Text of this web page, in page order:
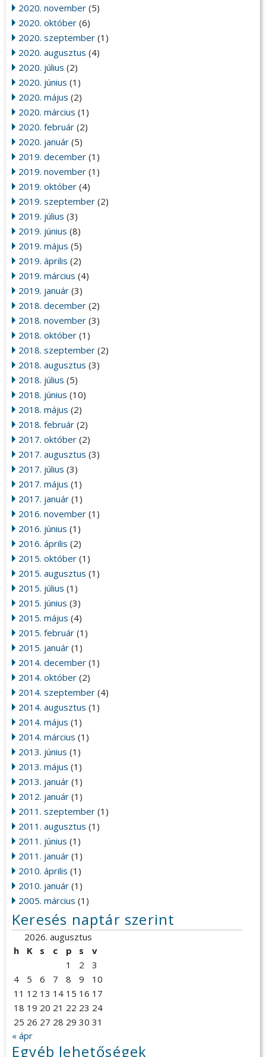
2020. november (5)
2020. október (6)
2020. szeptember (1)
2020. augusztus (4)
2020. július (2)
2020. június (1)
2020. május (2)
2020. március (1)
2020. február (2)
2020. január (5)
2019. december (1)
2019. november (1)
2019. október (4)
2019. szeptember (2)
2019. július (3)
2019. június (8)
2019. május (5)
2019. április (2)
2019. március (4)
2019. január (3)
2018. december (2)
2018. november (3)
2018. október (1)
2018. szeptember (2)
2018. augusztus (3)
2018. július (5)
2018. június (10)
2018. május (2)
2018. február (2)
2017. október (2)
2017. augusztus (3)
2017. július (3)
2017. május (1)
2017. január (1)
2016. november (1)
2016. június (1)
2016. április (2)
2015. október (1)
2015. augusztus (1)
2015. július (1)
2015. június (3)
2015. május (4)
2015. február (1)
2015. január (1)
2014. december (1)
2014. október (2)
2014. szeptember (4)
2014. augusztus (1)
2014. május (1)
2014. március (1)
2013. június (1)
2013. május (1)
2013. január (1)
2012. január (1)
2011. szeptember (1)
2011. augusztus (1)
2011. június (1)
2011. január (1)
2010. április (1)
2010. január (1)
2005. március (1)
Keresés naptár szerint
2026. augusztus
h
K s c p s
v
1
2
3
4
5 6 7 8 9
10
11 12 13 14 15 16 17
18 19 20 21 22 23 24
25 26 27 28 29 30 31
« ápr
Egyéb lehetőségek